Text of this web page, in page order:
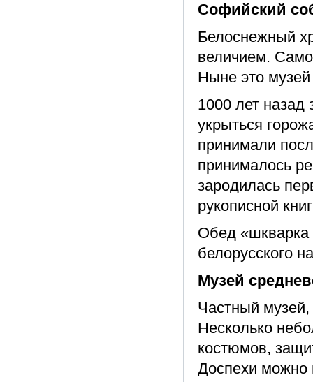
Софийский
Белоснежный
величием.
Ныне это
1000 лет
укрыться
принимали
принималось
зародилась
рукописной
Обед «шкварка
белорусского
Музей
Частный
Несколько
костюмов,
Доспехи можно